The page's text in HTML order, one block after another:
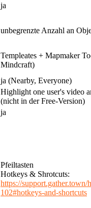
ja
unbegrenzte Anzahl an
Templeates + Mapmaker
Mindcraft)
ja (Nearby, Everyone)
Highlight one user's video
(nicht in der Free-Version)
ja
Pfeiltasten
Hotkeys & Shrotcuts:
https://support.gather.town/
102#hotkeys-and-shortcuts